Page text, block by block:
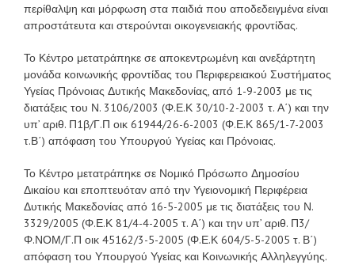
περίθαλψη και μόρφωση στα παιδιά που αποδεδειγμένα είναι
απροστάτευτα και στερούνται οικογενειακής φροντίδας.
Το Κέντρο μετατράπηκε σε αποκεντρωμένη και ανεξάρτητη
μονάδα κοινωνικής φροντίδας του Περιφερειακού Συστήματος
Υγείας Πρόνοιας Δυτικής Μακεδονίας, από 1-9-2003 με τις
διατάξεις του Ν. 3106/2003 (Φ.Ε.Κ 30/10-2-2003 τ. Α΄) και την
υπ’ αριθ. Π1β/Γ.Π οικ 61944/26-6-2003 (Φ.Ε.Κ 865/1-7-2003
τ.Β΄) απόφαση του Υπουργού Υγείας και Πρόνοιας.
Το Κέντρο μετατράπηκε σε Νομικό Πρόσωπο Δημοσίου
Δικαίου και εποπτευόταν από την Υγειονομική Περιφέρεια
Δυτικής Μακεδονίας από 16-5-2005 με τις διατάξεις του Ν.
3329/2005 (Φ.Ε.Κ 81/4-4-2005 τ. Α΄) και την υπ’ αριθ. Π3/
Φ.ΝΟΜ/Γ.Π οικ 45162/3-5-2005 (Φ.Ε.Κ 604/5-5-2005 τ. Β΄)
απόφαση του Υπουργού Υγείας και Κοινωνικής Αλληλεγγύης.